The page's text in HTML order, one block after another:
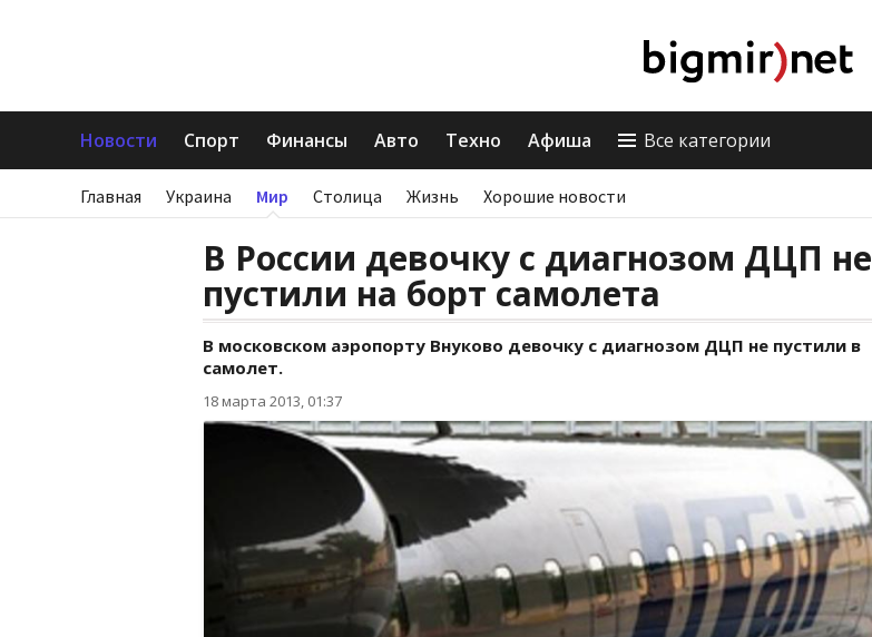
Новости Спорт Финансы Авто Техно Афиша Все категории
Главная Украина Мир Столица Жизнь Хорошие новости
В России девочку с диагнозом ДЦП не
пустили на борт самолета
В московском аэропорту Внуково девочку с диагнозом ДЦП не пустили в
самолет.
18 марта 2013, 01:37